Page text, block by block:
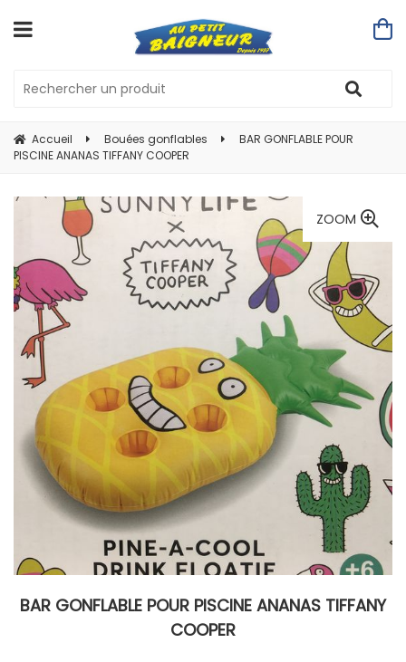
Accueil Bouées gonflables
BAR GONFLABLE POUR
PISCINE ANANAS TIFFANY COOPER
ZOOM
BAR GONFLABLE POUR PISCINE ANANAS TIFFANY
COOPER